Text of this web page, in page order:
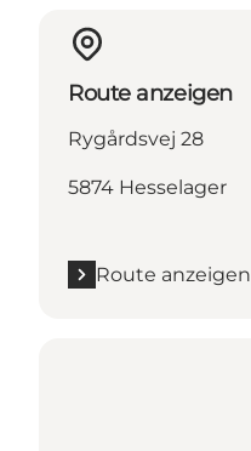
Route anzeigen
Rygårdsvej 28
5874 Hesselager
Route anzeigen